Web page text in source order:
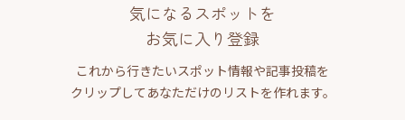
気になるスポットを
お気に入り登録
これから行きたいスポット情報や記事投稿を
クリップしてあなただけのリストを作れます。